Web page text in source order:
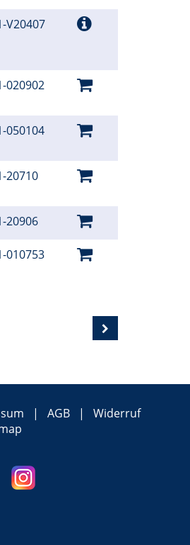
V20407
020902
050104
20710
20906
010753
AGB
Widerruf